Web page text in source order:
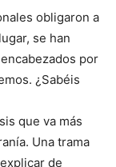
obligaron a
se han
por
¿Sabéis
que va más
Una trama
de